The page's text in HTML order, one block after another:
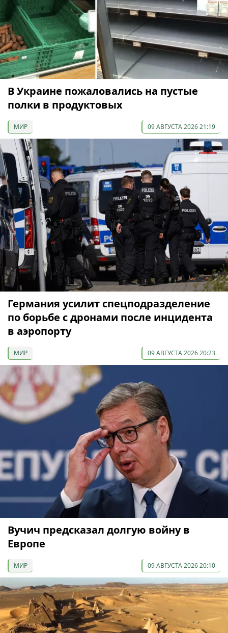
В Украине пожаловались на пустые
полки в продуктовых
МИР 09 АВГУСТА 2026 21:19
Германия усилит спецподразделение
по борьбе с дронами после инцидента
в аэропорту
МИР 09 АВГУСТА 2026 20:23
Вучич предсказал долгую войну в
Европе
МИР 09 АВГУСТА 2026 20:10